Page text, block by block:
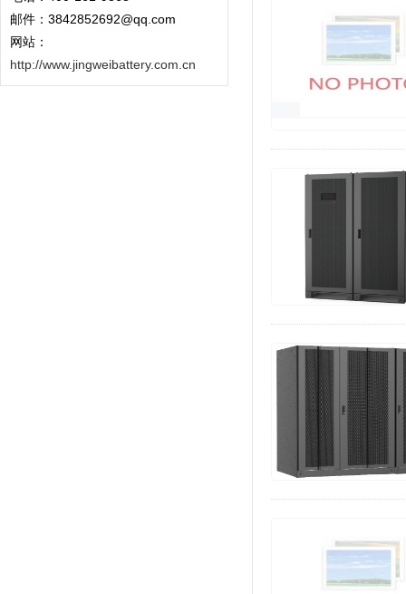
邮件：3842852692@qq.com
网站：
http://www.jingweibattery.com.cn